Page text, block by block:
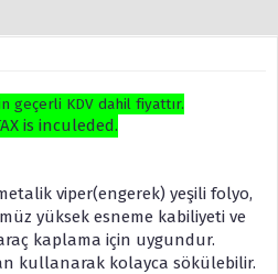
geçerli KDV dahil fiyattır.
is inculeded.
viper(engerek) yeşili folyo,
yüksek esneme kabiliyeti ve
kaplama için uygundur.
kullanarak kolayca sökülebilir.